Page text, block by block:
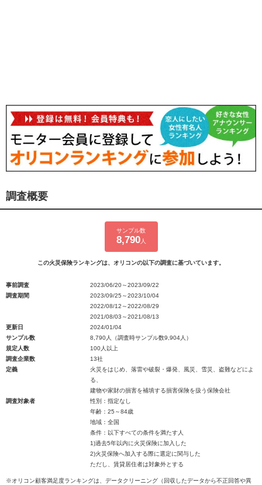
調査概要
サンプル数
8,790人
この火災保険ランキングは、オリコンの以下の調査に基づいています。
事前調査
2023/06/20～2023/09/22
調査期間
2023/09/25～2023/10/04
2022/08/12～2022/08/29
2021/08/03～2021/08/13
更新日
2024/01/04
サンプル数
8,790人（調査時サンプル数9,904人）
規定人数
100人以上
調査企業数
13社
定義
火災をはじめ、落雷や破裂・爆発、風災、雪災、盗難などによ
る、
建物や家財の損害を補填する損害保険を扱う保険会社
調査対象者
性別：指定なし
年齢：25～84歳
地域：全国
条件：以下すべての条件を満たす人
1)過去5年以内に火災保険に加入した
2)火災保険へ加入する際に選定に関与した
ただし、賃貸居住者は対象外とする
※オリコン顧客満足度ランキングは、データクリーニング（回収したデータから不正回答や異